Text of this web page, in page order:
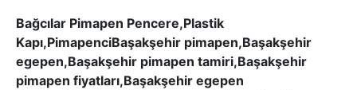
Bağcılar Pimapen Pencere,Plastik
Kapı,PimapenciBaşakşehir pimapen,Başakşehir
egepen,Başakşehir pimapen tamiri,Başakşehir
pimapen fiyatları,Başakşehir egepen